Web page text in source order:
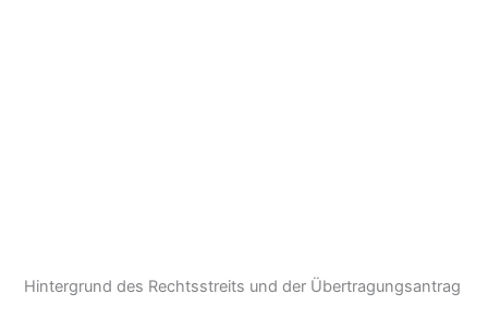
Hintergrund des Rechtsstreits und der Übertragungsantrag